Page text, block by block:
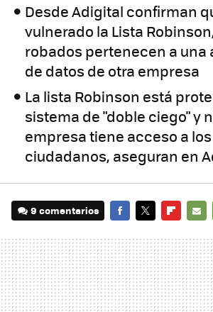
Desde Adigital confirman
vulnerado la Lista
robados pertenecen a una
de datos de otra empresa
La lista Robinson está
sistema de "doble ciego" y
empresa tiene acceso a
ciudadanos, aseguran en
9 comentarios
MAIL